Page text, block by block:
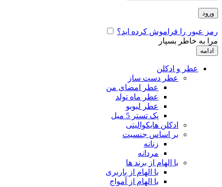
ورود
رمز عبور را فراموش کرده اید؟
مرا به خاطر بسپار
ادامه
عطر و ادکلن
عطر دست ساز
عطر امضای من
عطر ماه تولد
عطر لبوبو
پک تستر 5 میل
ادکلن هایکوالیتی
بر اساس جنسیت
زنانه
مردانه
با الهام از برند ها
با الهام از باربری
با الهام از آمواج